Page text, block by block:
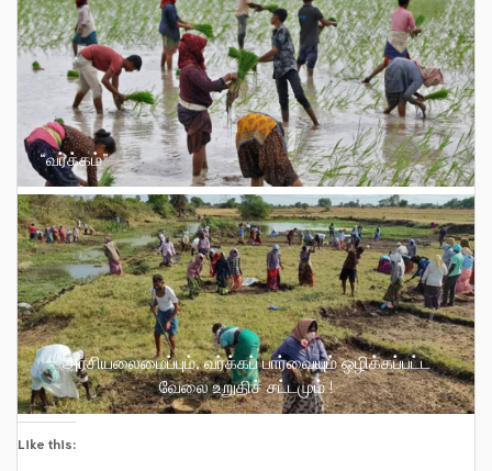
“வர்க்கம்”
அரசியலைமைப்பும், வர்க்கப் பார்வையும் ஒழிக்கப்பட்ட
வேலை உறுதிச் சட்டமும் !
Like this: